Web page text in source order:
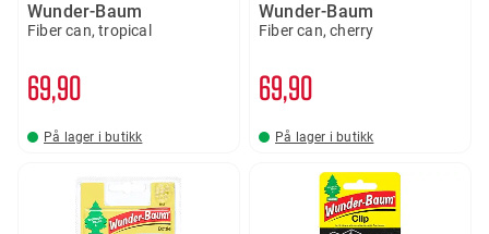
Wunder-Baum
Fiber can, tropical
69 90
På lager i butikk
Wunder-Baum
Fiber can, cherry
69 90
På lager i butikk